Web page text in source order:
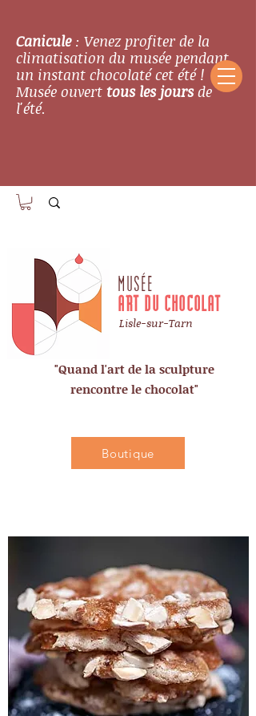
Canicule: Venez profiter de la
climatisation du musée pendant
un instant chocolaté cet été !
Musée ouverttous les joursde
l'été.
"Quand l'art de la sculpture
rencontre le chocolat"
Lisle-sur-Tarn
MUSÉE
ART DU CHOCOLAT
Boutique